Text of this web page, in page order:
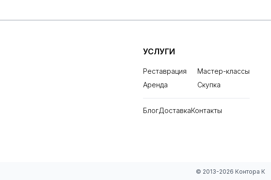
УСЛУГИ
Реставрация
Мастер-классы
Аренда
Скупка
БлогДоставкаКонтакты
© 2013-2026 Контора К